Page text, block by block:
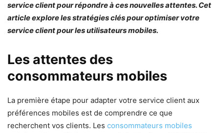
service client pour répondre à ces nouvelles attentes. Cet
article explore les stratégies clés pour optimiser votre
service client pour les utilisateurs mobiles.
Les attentes des
consommateurs mobiles
La première étape pour adapter votre service client aux
préférences mobiles est de comprendre ce que
recherchent vos clients. Les consommateurs mobiles